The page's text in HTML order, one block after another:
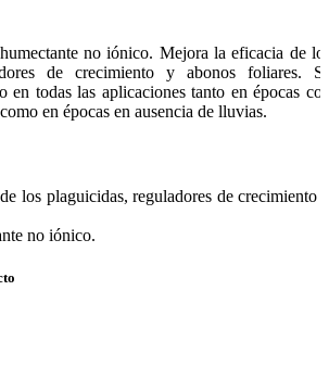
no iónico. Mejora la eficacia de
de crecimiento y abonos foliares.
en todas las aplicaciones tanto en épocas
en épocas en ausencia de lluvias.
los plaguicidas, reguladores de crecimiento
no iónico.